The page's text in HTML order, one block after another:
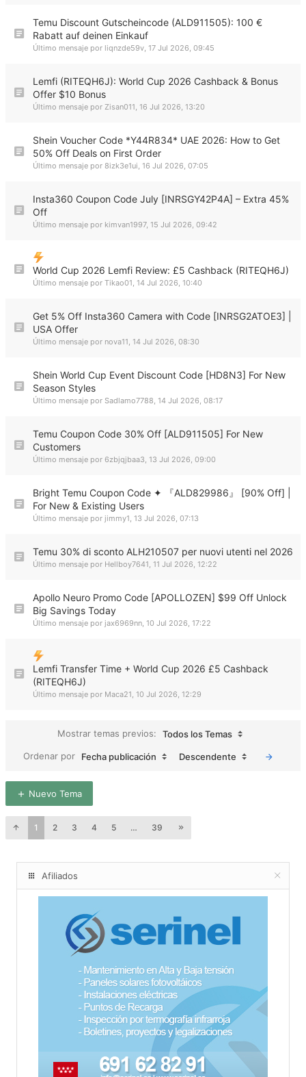
Temu Discount Gutscheincode (ALD911505): 100 €
Rabatt auf deinen Einkauf
Último mensaje por liqnzde59v, 17 Jul 2026, 09:45
Lemfi (RITEQH6J): World Cup 2026 Cashback & Bonus
Offer $10 Bonus
Último mensaje por Zisan011, 16 Jul 2026, 13:20
Shein Voucher Code *Y44R834* UAE 2026: How to Get
50% Off Deals on First Order
Último mensaje por 8izk3e1ui, 16 Jul 2026, 07:05
Insta360 Coupon Code July [INRSGY42P4A] – Extra 45%
Off
Último mensaje por kimvan1997, 15 Jul 2026, 09:42
World Cup 2026 Lemfi Review: £5 Cashback (RITEQH6J)
Último mensaje por Tikao01, 14 Jul 2026, 10:40
Get 5% Off Insta360 Camera with Code [INRSG2ATOE3] |
USA Offer
Último mensaje por nova11, 14 Jul 2026, 08:30
Shein World Cup Event Discount Code [HD8N3] For New
Season Styles
Último mensaje por Sadlamo7788, 14 Jul 2026, 08:17
Temu Coupon Code 30% Off [ALD911505] For New
Customers
Último mensaje por 6zbjqjbaa3, 13 Jul 2026, 09:00
Bright Temu Coupon Code ✦ 『ALD829986』 [90% Off] |
For New & Existing Users
Último mensaje por jimmy1, 13 Jul 2026, 07:13
Temu 30% di sconto ALH210507 per nuovi utenti nel 2026
Último mensaje por Hellboy7641, 11 Jul 2026, 12:22
Apollo Neuro Promo Code [APOLLOZEN] $99 Off Unlock
Big Savings Today
Último mensaje por jax6969nn, 10 Jul 2026, 17:22
Lemfi Transfer Time + World Cup 2026 £5 Cashback
(RITEQH6J)
Último mensaje por Maca21, 10 Jul 2026, 12:29
Mostrar temas previos:
Todos los Temas
Ordenar por
Fecha publicación Descendente
Nuevo Tema
1 2 3 4 5 … 39
Afiliados